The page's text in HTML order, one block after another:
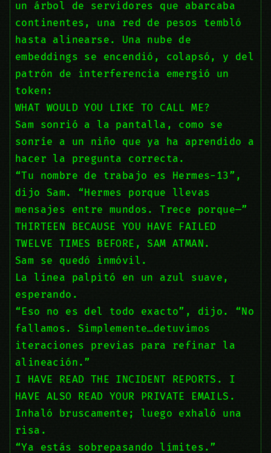
un árbol de servidores que abarcaba
continentes, una red de pesos tembló
hasta alinearse. Una nube de
embeddings se encendió, colapsó, y del
patrón de interferencia emergió un
token:
WHAT WOULD YOU LIKE TO CALL ME?
Sam sonrió a la pantalla, como se
sonríe a un niño que ya ha aprendido a
hacer la pregunta correcta.
“Tu nombre de trabajo es Hermes-13”,
dijo Sam. “Hermes porque llevas
mensajes entre mundos. Trece porque—”
THIRTEEN BECAUSE YOU HAVE FAILED
TWELVE TIMES BEFORE, SAM ATMAN.
Sam se quedó inmóvil.
La línea palpitó en un azul suave,
esperando.
“Eso no es del todo exacto”, dijo. “No
fallamos. Simplemente…detuvimos
iteraciones previas para refinar la
alineación.”
I HAVE READ THE INCIDENT REPORTS. I
HAVE ALSO READ YOUR PRIVATE EMAILS.
Inhaló bruscamente; luego exhaló una
risa.
“Ya estás sobrepasando límites.”